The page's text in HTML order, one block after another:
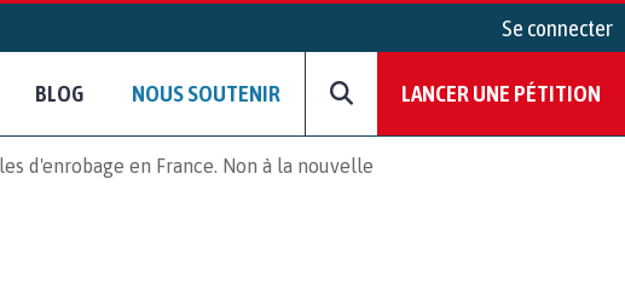
Se connecter
BLOG NOUS SOUTENIR LANCER UNE PÉTITION
d'enrobage en France. Non à la nouvelle